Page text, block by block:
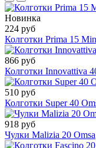
Новинка
224 руб
Колготки Prima 15
866 руб
Колготки Innovattiva
510 руб
Колготки Super 40
918 руб
Чулки Malizia 20 Omsa